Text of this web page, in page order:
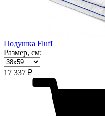
Подушка Fluff
Размер, см:
17 337 ₽